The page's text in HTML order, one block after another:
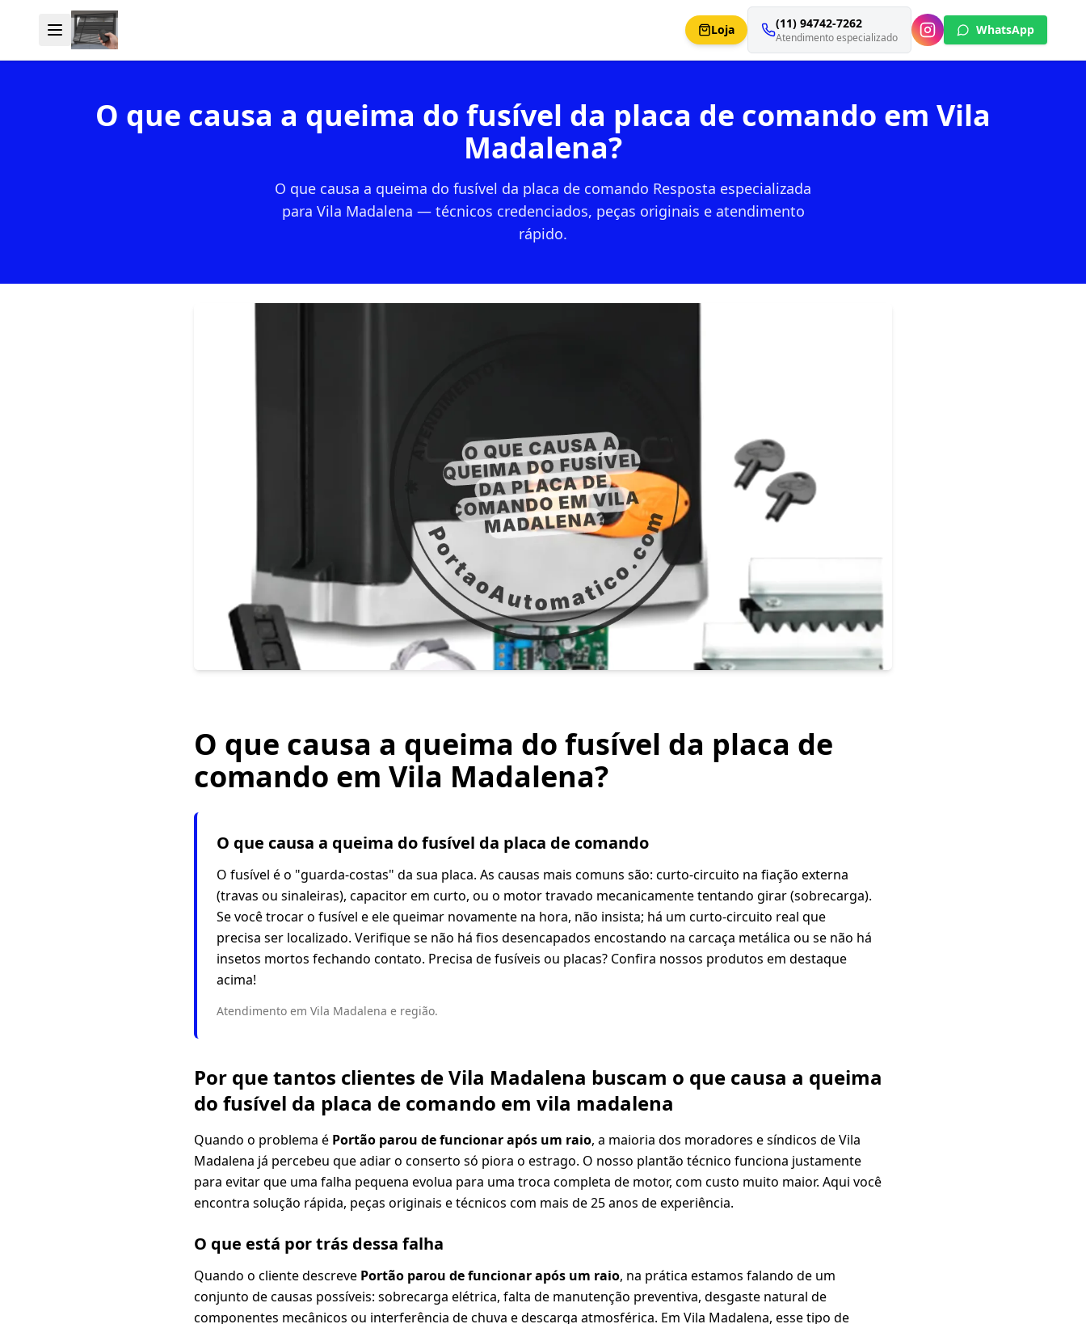
Loja (11) 94742-7262
Atendimento especializado
WhatsApp
O que causa a queima do fusível da placa de comando em Vila
Madalena?
O que causa a queima do fusível da placa de comando Resposta especializada
para Vila Madalena — técnicos credenciados, peças originais e atendimento
rápido.
O que causa a queima do fusível da placa de
comando em Vila Madalena?
O que causa a queima do fusível da placa de comando
O fusível é o "guarda-costas" da sua placa. As causas mais comuns são: curto-circuito na fiação externa
(travas ou sinaleiras), capacitor em curto, ou o motor travado mecanicamente tentando girar (sobrecarga).
Se você trocar o fusível e ele queimar novamente na hora, não insista; há um curto-circuito real que
precisa ser localizado. Verifique se não há fios desencapados encostando na carcaça metálica ou se não há
insetos mortos fechando contato. Precisa de fusíveis ou placas? Confira nossos produtos em destaque
acima!
Atendimento em Vila Madalena e região.
Por que tantos clientes de Vila Madalena buscam o que causa a queima
do fusível da placa de comando em vila madalena
Quando o problema é Portão parou de funcionar após um raio, a maioria dos moradores e síndicos de Vila
Madalena já percebeu que adiar o conserto só piora o estrago. O nosso plantão técnico funciona justamente
para evitar que uma falha pequena evolua para uma troca completa de motor, com custo muito maior. Aqui você
encontra solução rápida, peças originais e técnicos com mais de 25 anos de experiência.
O que está por trás dessa falha
Quando o cliente descreve Portão parou de funcionar após um raio, na prática estamos falando de um
conjunto de causas possíveis: sobrecarga elétrica, falta de manutenção preventiva, desgaste natural de
componentes mecânicos ou interferência de chuva e descarga atmosférica. Em Vila Madalena, esse tipo de